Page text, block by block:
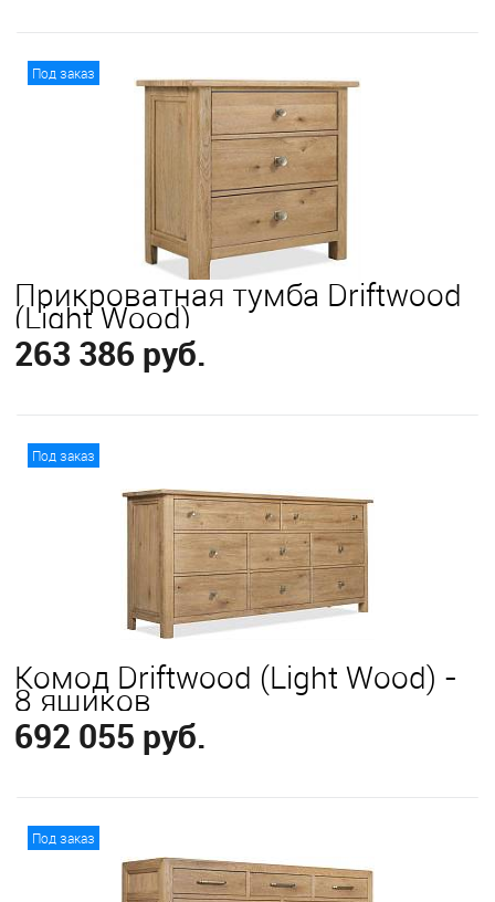
В корзину
Под заказ
Прикроватная тумба Driftwood
(Light Wood)
263 386 руб.
Под заказ
Комод Driftwood (Light Wood) -
8 ящиков
692 055 руб.
Под заказ